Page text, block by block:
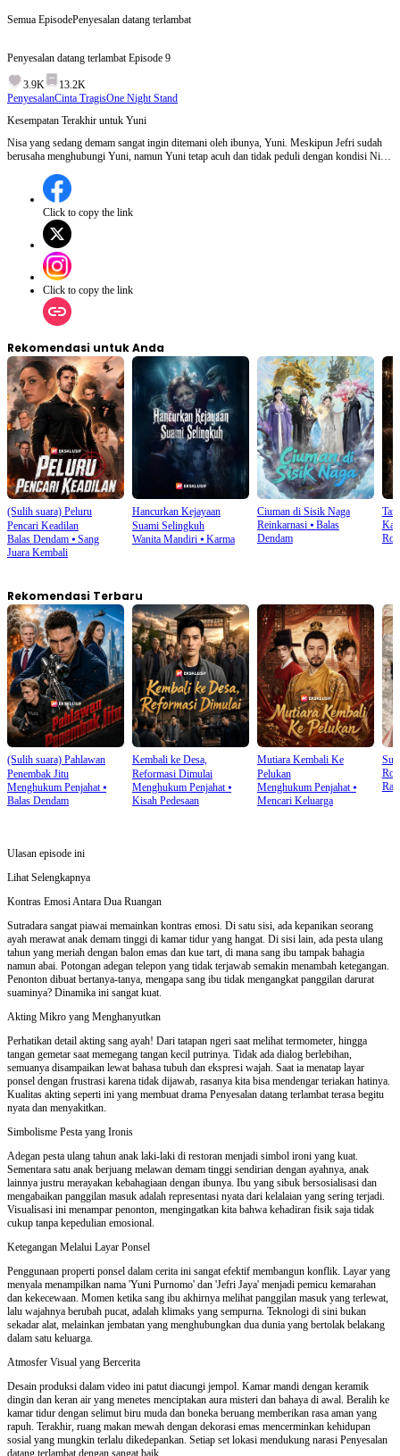
Semua EpisodePenyesalan datang terlambat
Penyesalan datang terlambat Episode 9
3.9K
13.2K
PenyesalanCinta TragisOne Night Stand
Kesempatan Terakhir untuk Yuni
Nisa yang sedang demam sangat ingin ditemani oleh ibunya, Yuni. Meskipun Jefri sudah
berusaha menghubungi Yuni, namun Yuni tetap acuh dan tidak peduli dengan kondisi Nisa.
tetapi dia malah menunjukkan perhatiannya pada orang lain.Akankah Yuni akhirnya
menyadari kesalahannya dan kembali ke Nisa dan Jefri?
Click to copy the link
Click to copy the link
Rekomendasi untuk Anda
(Sulih suara) Peluru
Pencari Keadilan
Balas Dendam ⦁ Sang
Juara Kembali
Hancurkan Kejayaan
Suami Selingkuh
Wanita Mandiri⦁ Karma
Ciuman di Sisik Naga
Reinkarnasi⦁ Balas
Dendam
Rekomendasi Terbaru
(Sulih suara) Pahlawan
Penembak Jitu
Menghukum Penjahat⦁
Balas Dendam
Kembali ke Desa,
Reformasi Dimulai
Menghukum Penjahat⦁
Kisah Pedesaan
Mutiara Kembali Ke
Pelukan
Menghukum Penjahat⦁
Mencari Keluarga
Ulasan episode ini
Lihat Selengkapnya
Kontras Emosi Antara Dua Ruangan
Sutradara sangat piawai memainkan kontras emosi. Di satu sisi, ada kepanikan seorang
ayah merawat anak demam tinggi di kamar tidur yang hangat. Di sisi lain, ada pesta ulang
tahun yang meriah dengan balon emas dan kue tart, di mana sang ibu tampak bahagia
namun abai. Potongan adegan telepon yang tidak terjawab semakin menambah ketegangan.
Penonton dibuat bertanya-tanya, mengapa sang ibu tidak mengangkat panggilan darurat
suaminya? Dinamika ini sangat kuat.
Akting Mikro yang Menghanyutkan
Perhatikan detail akting sang ayah! Dari tatapan ngeri saat melihat termometer, hingga
tangan gemetar saat memegang tangan kecil putrinya. Tidak ada dialog berlebihan,
semuanya disampaikan lewat bahasa tubuh dan ekspresi wajah. Saat ia menatap layar
ponsel dengan frustrasi karena tidak dijawab, rasanya kita bisa mendengar teriakan hatinya.
Kualitas akting seperti ini yang membuat drama Penyesalan datang terlambat terasa begitu
nyata dan menyakitkan.
Simbolisme Pesta yang Ironis
Adegan pesta ulang tahun anak laki-laki di restoran menjadi simbol ironi yang kuat.
Sementara satu anak berjuang melawan demam tinggi sendirian dengan ayahnya, anak
lainnya justru merayakan kebahagiaan dengan ibunya. Ibu yang sibuk bersosialisasi dan
mengabaikan panggilan masuk adalah representasi nyata dari kelalaian yang sering terjadi.
Visualisasi ini menampar penonton, mengingatkan kita bahwa kehadiran fisik saja tidak
cukup tanpa kepedulian emosional.
Ketegangan Melalui Layar Ponsel
Penggunaan properti ponsel dalam cerita ini sangat efektif membangun konflik. Layar yang
menyala menampilkan nama 'Yuni Purnomo' dan 'Jefri Jaya' menjadi pemicu kemarahan
dan kekecewaan. Momen ketika sang ibu akhirnya melihat panggilan masuk yang terlewat,
lalu wajahnya berubah pucat, adalah klimaks yang sempurna. Teknologi di sini bukan
sekadar alat, melainkan jembatan yang menghubungkan dua dunia yang bertolak belakang
dalam satu keluarga.
Atmosfer Visual yang Bercerita
Desain produksi dalam video ini patut diacungi jempol. Kamar mandi dengan keramik
dingin dan keran air yang menetes menciptakan aura misteri dan bahaya di awal. Beralih ke
kamar tidur dengan selimut biru muda dan boneka beruang memberikan rasa aman yang
rapuh. Terakhir, ruang makan mewah dengan dekorasi emas mencerminkan kehidupan
sosial yang mungkin terlalu dikedepankan. Setiap set lokasi mendukung narasi Penyesalan
datang terlambat dengan sangat baik.